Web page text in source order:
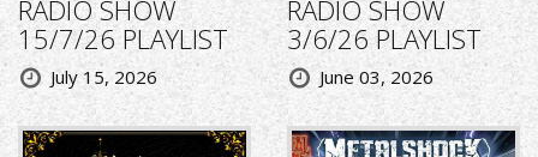
RADIO SHOW
15/7/26 PLAYLIST
July 15, 2026
RADIO SHOW
3/6/26 PLAYLIST
June 03, 2026